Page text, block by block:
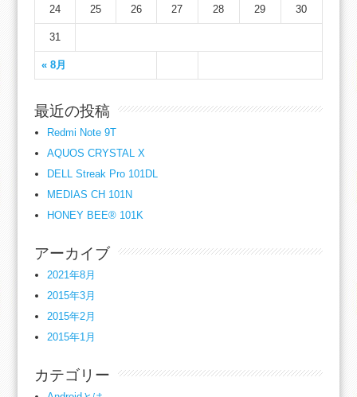
« 8月
24 25 26 27 28 29 30
31
最近の投稿
Redmi Note 9T
AQUOS CRYSTAL X
DELL Streak Pro 101DL
MEDIAS CH 101N
HONEY BEE® 101K
アーカイブ
2021年8月
2015年3月
2015年2月
2015年1月
カテゴリー